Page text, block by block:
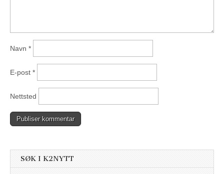
Navn *
E-post *
Nettsted
SØK I K2NYTT